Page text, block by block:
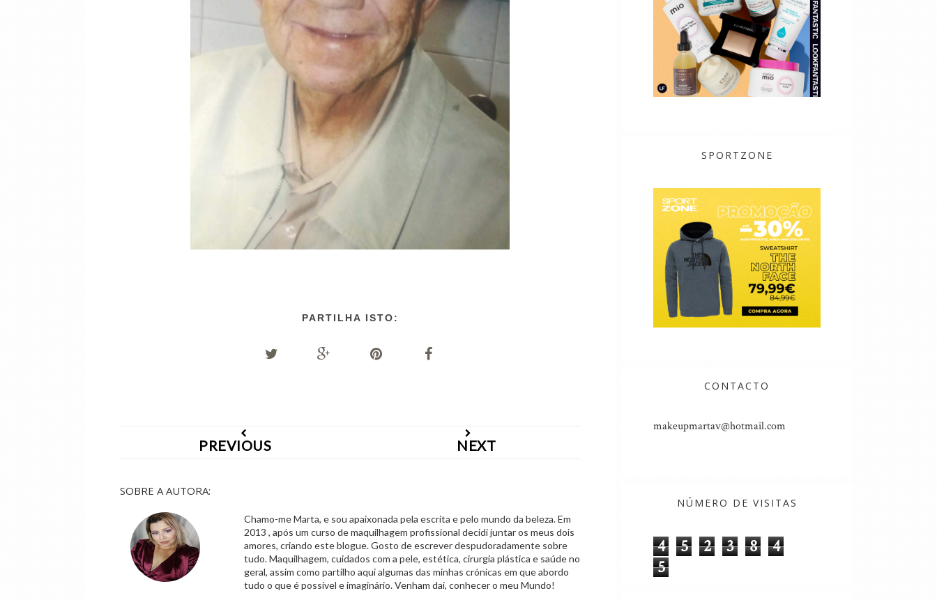
PARTILHA ISTO:
NEXT
PREVIOUS
SOBRE A AUTORA:
Chamo-me Marta, e sou apaixonada pela escrita e pelo mundo da beleza. Em
2013 , após um curso de maquilhagem profissional decidi juntar os meus dois
amores, criando este blogue. Gosto de escrever despudoradamente sobre
tudo. Maquilhagem, cuidados com a pele, estética, cirurgia plástica e saúde no
geral, assim como partilho aqui algumas das minhas crónicas em que abordo
tudo o que é possível e imaginário. Venham daí, conhecer o meu Mundo!
SPORTZONE
CONTACTO
makeupmartav@hotmail.com
NÚMERO DE VISITAS
4 5 2 3 8
4
5